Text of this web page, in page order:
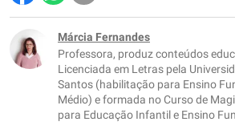
Este conteúdo contém informação
Este conteúdo não tem a informação
Outro
Márcia Fernandes
Professora, produz conteúdos
Licenciada em Letras pela
Santos (habilitação para Ensino
Médio) e formada no Curso de
para Educação Infantil e Ensino